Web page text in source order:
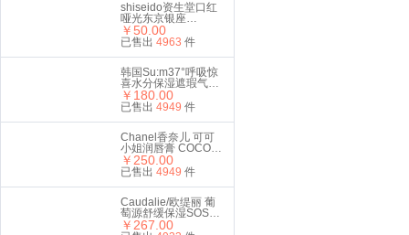
shiseido资生堂口红
哑光东京银座
529#Cocktail Hour
复古红 2.5g
￥50.00
已售出 4963 件
韩国Su:m37°呼吸惊
喜水分保湿遮瑕气垫
CC霜#01亮白色
15g*2
￥180.00
已售出 4949 件
Chanel香奈儿 可可
小姐润唇膏 COCO白
管口红 3g #920
￥250.00
已售出 4949 件
Caudalie/欧缇丽 葡
萄源舒缓保湿SOS精
华液30 ml
￥267.00